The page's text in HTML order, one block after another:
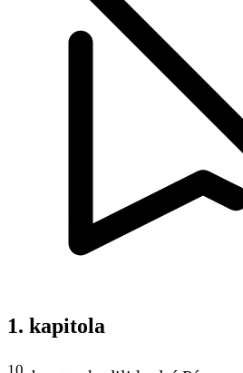
1. kapitola